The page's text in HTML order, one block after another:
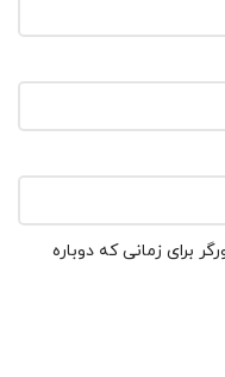
برای زمانی که دوباره